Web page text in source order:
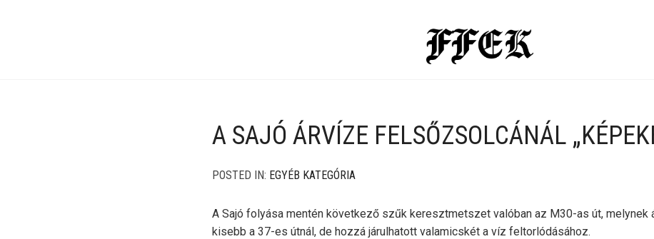
A SAJÓ ÁRVÍZE FELSŐZSOLCÁNÁL
POSTED IN: EGYÉB KATEGÓRIA
A Sajó folyása mentén következő szűk keresztmetszet valóban az M30-as út, melynek
kisebb a 37-es útnál, de hozzá járulhatott valamicskét a víz feltorlódásához.